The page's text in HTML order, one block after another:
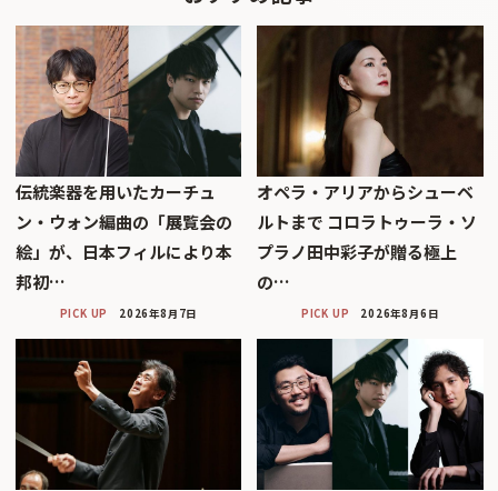
伝統楽器を用いたカーチュ
ン・ウォン編曲の「展覧会の
絵」が、日本フィルにより本
邦初…
PICK UP 2026年8月7日
オペラ・アリアからシューベ
ルトまで コロラトゥーラ・ソ
プラノ田中彩子が贈る極上
の…
PICK UP 2026年8月6日